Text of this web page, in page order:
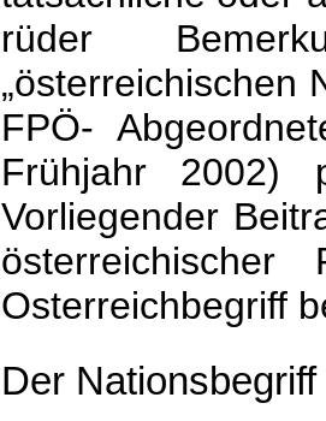
rüder
„österreichischen
FPÖ-
Frühjahr 2002)
Vorliegender
Osterreichbegriff
Der Nationsbegriff